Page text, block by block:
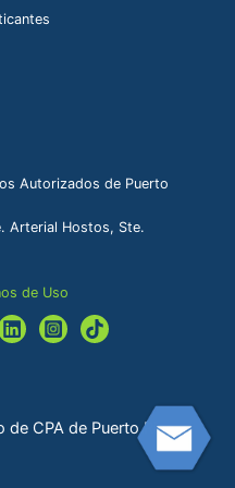
Autorizados de Puerto
Arterial Hostos, Ste.
de Uso
CPA de Puerto Rico